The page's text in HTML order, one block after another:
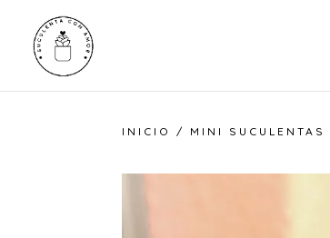
INICIO / MINI SUCULENTAS